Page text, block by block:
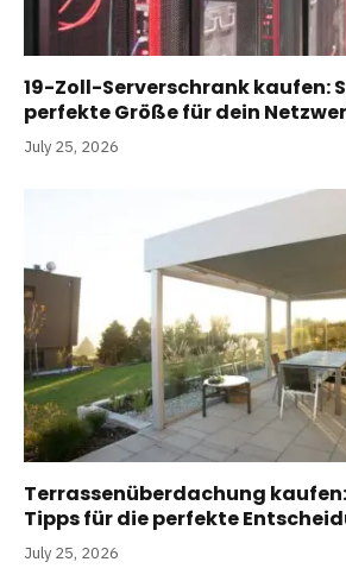
19-Zoll-Serverschrank kaufen:
perfekte Größe für dein
July 25, 2026
Terrassenüberdachung
Tipps für die perfekte
July 25, 2026